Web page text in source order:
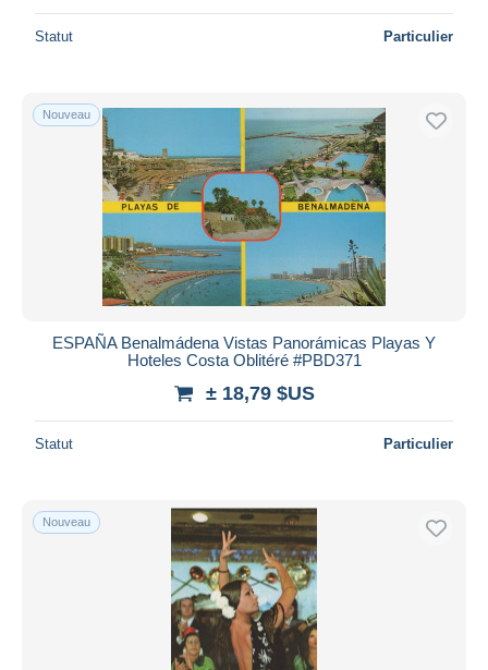
Statut Particulier
Nouveau
ESPAÑA Benalmádena Vistas Panorámicas Playas Y
Hoteles Costa Oblitéré #PBD371
± 18,79 $US
Statut Particulier
Nouveau